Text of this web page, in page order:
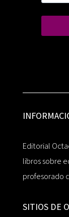
Editorial
libros sobre
profesorado
SITIOS DE